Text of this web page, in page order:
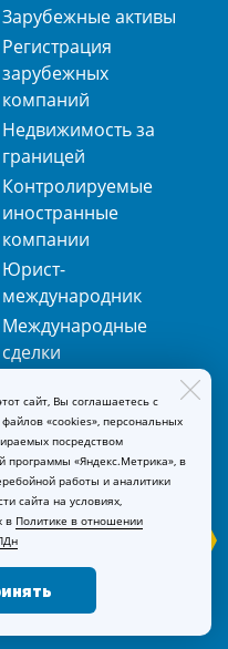
Зарубежные активы
Регистрация
зарубежных
компаний
Недвижимость за
границей
Контролируемые
иностранные
компании
Юрист-
международник
Международные
сделки
регистрация
товарных знаков
сайт, Вы соглашаетесь с
«cookies», персональных
посредством
программы «Яндекс.Метрика», в
работы и аналитики
сайта на условиях,
в Политике в отношении